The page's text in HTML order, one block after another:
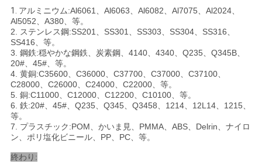
引
金
を
求
め
て
く
1. アルミニウム:Al6061、Al6063、Al6082、Al7075、Al2024、
Al5052、A380、等。
2. ステンレス鋼:SS201、SS301、SS303、SS304、SS316、
SS416、等。
3. 鋼鉄:穏やかな鋼鉄、炭素鋼、4140、4340、Q235、Q345B、
20#、45#、等。
4. 黄銅:C35600、C36000、C37700、C37000、C37100、
C28000、C26000、C24000、C22000、等。
5. 銅:C11000、C12000、C12200、C10100、等。
6. 鉄:20#、45#、Q235、Q345、Q3458、1214、12L14、1215、
等。
7. プラスチック:POM、かいま見、PMMA、ABS、Delrin、ナイロ
ン、ポリ塩化ビニール、PP、PC、等。
終わり: